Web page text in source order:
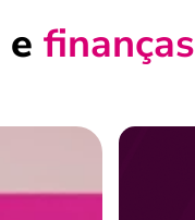
e finanças